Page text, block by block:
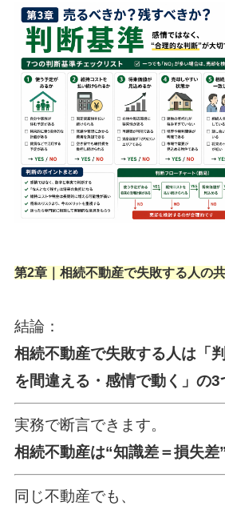
第2章｜相続不動産で失敗する人の
結論：
相続不動産で失敗する人は「
を間違える・感情で動く」の3
実務で断言できます。
相続不動産は“知識差＝損失差”
同じ不動産でも、